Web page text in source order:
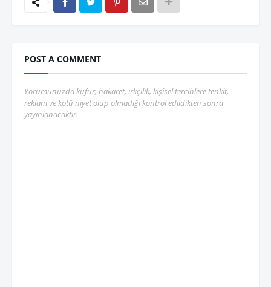
POST A COMMENT
Yorumunuzda küfür, hakaret, ırkçılık, kişisel tercihlere tenkit,
reklam ve kötü niyet olup olmadığı kontrol edildikten sonra
yayınlanacaktır.